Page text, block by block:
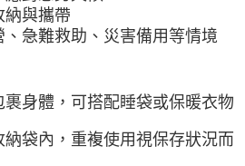
納與攜帶
急難救助、災害備用等情境
身體，可搭配睡袋或保暖衣物
袋內，重複使用視保存狀況而